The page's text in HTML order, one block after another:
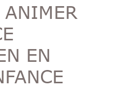
ANIMER
EN